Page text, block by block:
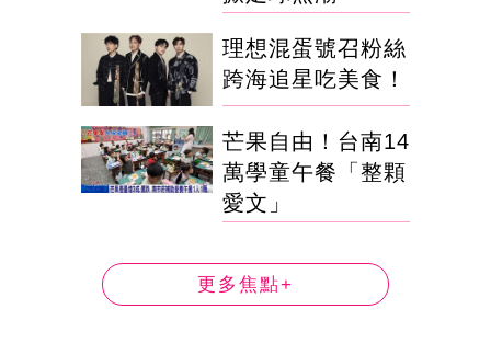
理想混蛋號召粉絲
跨海追星吃美食！
芒果自由！台南14
萬學童午餐「整顆
愛文」
更多焦點+